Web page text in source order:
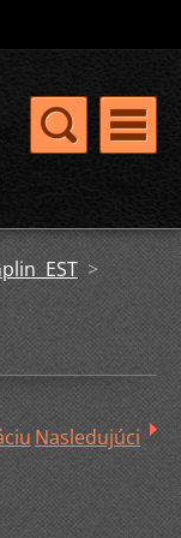
EST >
Nasledujúci